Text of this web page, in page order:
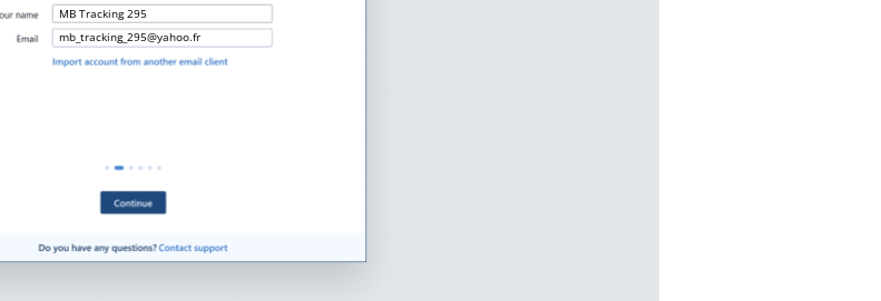
MB Tracking 295
mb_tracking_295@yahoo.fr